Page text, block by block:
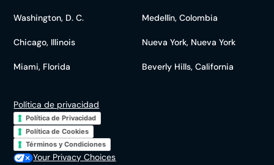
Washington, D. C. Medellín, Colombia
Chicago, Illinois Nueva York, Nueva York
Miami, Florida Beverly Hills, California
Política de privacidad
Política de Privacidad
Política de Cookies
Términos y Condiciones
Your Privacy Choices